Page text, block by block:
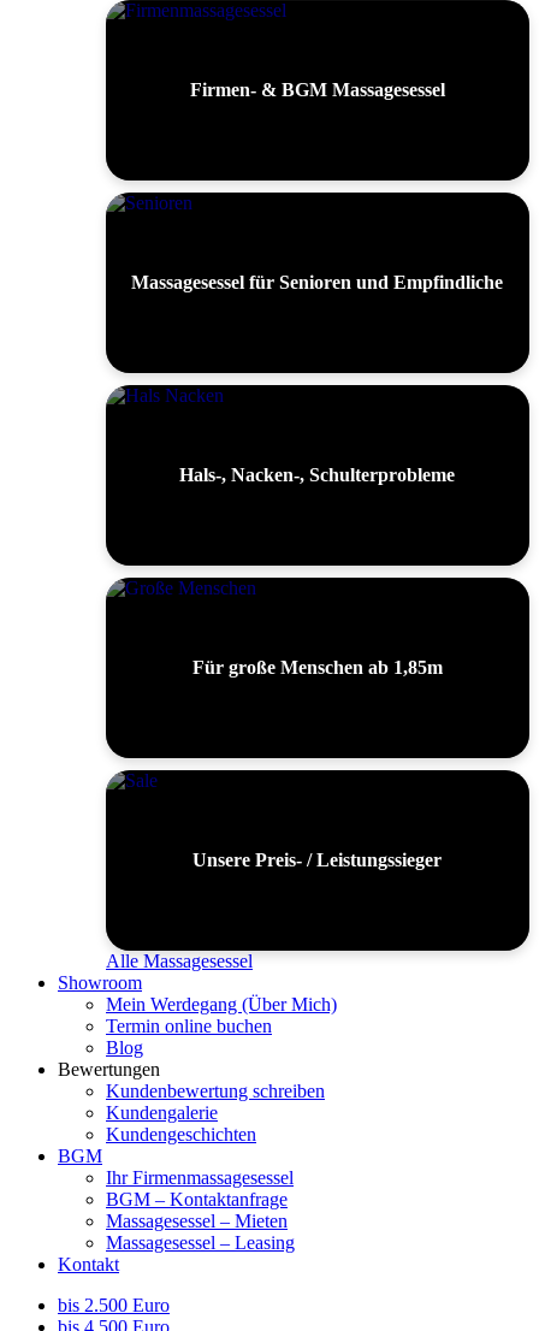
Firmen- & BGM Massagesessel
Massagesessel für Senioren und Empfindliche
Hals-, Nacken-, Schulterprobleme
Für große Menschen ab 1,85m
Unsere Preis- / Leistungssieger
Alle Massagesessel
Showroom
Mein Werdegang (Über Mich)
Termin online buchen
Blog
Bewertungen
Kundenbewertung schreiben
Kundengalerie
Kundengeschichten
BGM
Ihr Firmenmassagesessel
BGM – Kontaktanfrage
Massagesessel – Mieten
Massagesessel – Leasing
Kontakt
bis 2.500 Euro